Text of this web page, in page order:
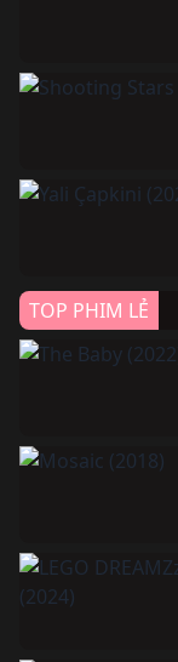
TOP PHIM LẺ